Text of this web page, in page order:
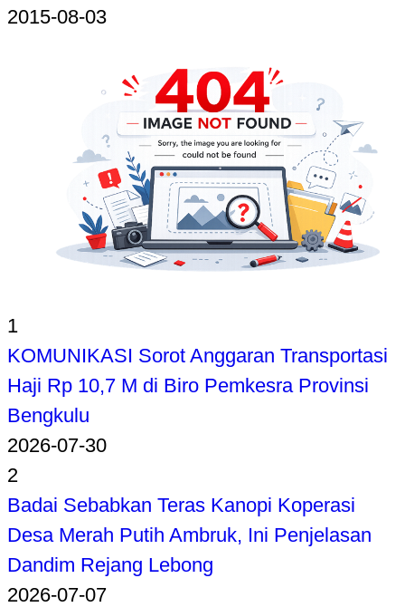
2015-08-03
1
KOMUNIKASI Sorot Anggaran Transportasi
Haji Rp 10,7 M di Biro Pemkesra Provinsi
Bengkulu
2026-07-30
2
Badai Sebabkan Teras Kanopi Koperasi
Desa Merah Putih Ambruk, Ini Penjelasan
Dandim Rejang Lebong
2026-07-07